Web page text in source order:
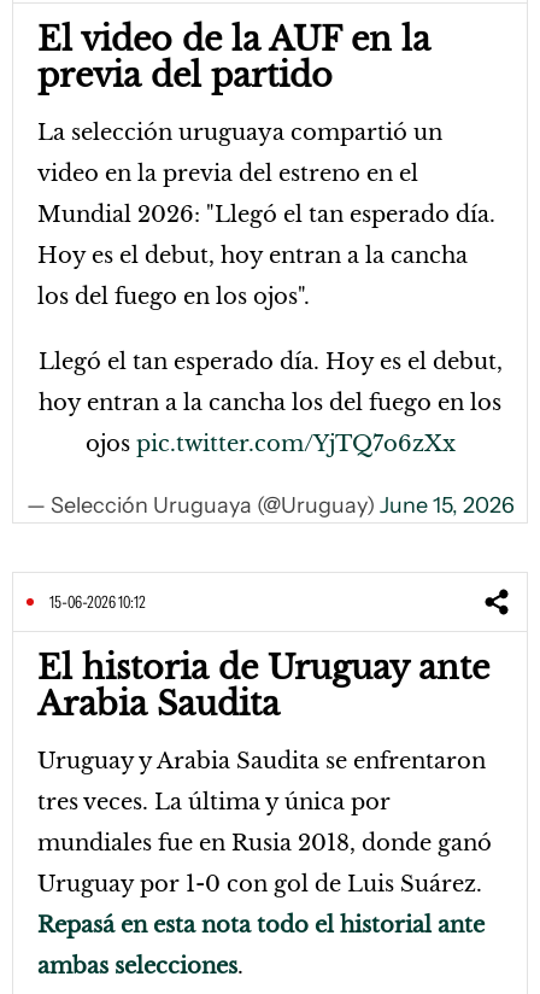
El video de la AUF en la
previa del partido
La selección uruguaya compartió un
video en la previa del estreno en el
Mundial 2026: "Llegó el tan esperado día.
Hoy es el debut, hoy entran a la cancha
los del fuego en los ojos".
Llegó el tan esperado día. Hoy es el debut,
hoy entran a la cancha los del fuego en los
ojos pic.twitter.com/YjTQ7o6zXx
— Selección Uruguaya (@Uruguay) June 15, 2026
15-06-2026 10:12
El historia de Uruguay ante
Arabia Saudita
Uruguay y Arabia Saudita se enfrentaron
tres veces. La última y única por
mundiales fue en Rusia 2018, donde ganó
Uruguay por 1-0 con gol de Luis Suárez.
Repasá en esta nota todo el historial ante
ambas selecciones.